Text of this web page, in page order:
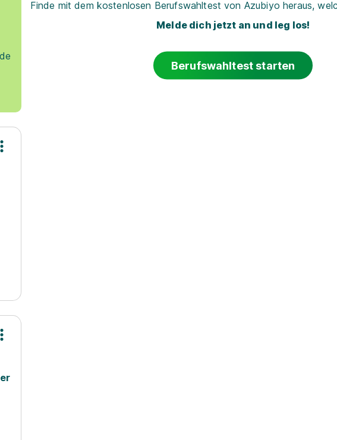
Finde mit dem kostenlosen Berufswahltest von Azubiyo heraus,
Melde dich jetzt an und leg los!
Berufswahltest starten